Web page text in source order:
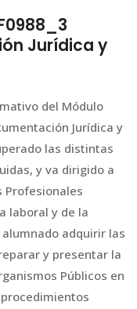
Jurídica y
del Módulo
Jurídica y
las distintas
y va dirigido a
Profesionales
laboral y de la
adquirir las
y presentar la
Públicos en